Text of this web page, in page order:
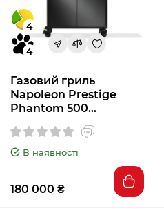
4
4
Газовий гриль
Napoleon Prestige
Phantom 500
P500VXRSIBPK-UA-
PHMВ наявності
180 000 ₴